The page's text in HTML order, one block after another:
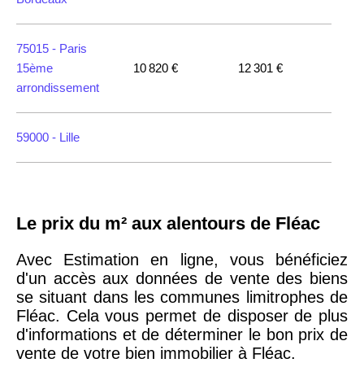
75015 - Paris
15ème
arrondissement
10 820 € 12 301 €
59000 - Lille
75018 -
18ème
arrondissement
10 114 € 11 322 €
75020 - Paris
20ème
9 623 € 11 141 €
Le prix du m² aux alentours de Fléac
Avec Estimation en ligne, vous bénéficiez
d'un accès aux données de vente des biens
se situant dans les communes limitrophes de
Fléac. Cela vous permet de disposer de plus
d'informations et de déterminer le bon prix de
vente de votre bien immobilier à Fléac.